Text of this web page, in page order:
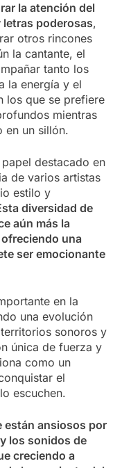
la atención del
poderosas,
otros rincones
la cantante, el
tanto los
la energía y el
los que se prefiere
mientras
en un sillón.
destacado en
de varios artistas
estilo y
diversidad de
aún más la
una
ser emocionante
en la
una evolución
sonoros y
única de fuerza y
como un
el
escuchen.
están ansiosos por
los sonidos de
creciendo a